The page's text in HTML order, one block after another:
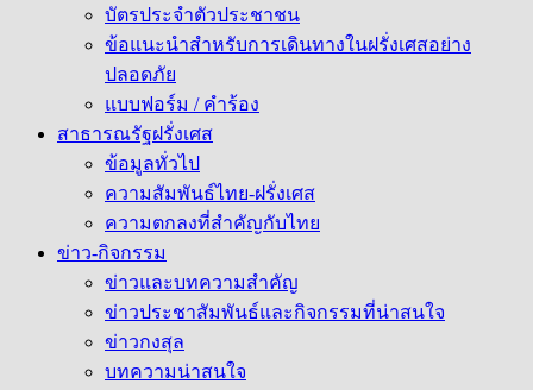
บัตรประจำตัวประชาชน
ข้อแนะนำสำหรับการเดินทางในฝรั่งเศสอย่าง
ปลอดภัย
แบบฟอร์ม / คำร้อง
สาธารณรัฐฝรั่งเศส
ข้อมูลทั่วไป
ความสัมพันธ์ไทย-ฝรั่งเศส
ความตกลงที่สำคัญกับไทย
ข่าว-กิจกรรม
ข่าวและบทความสำคัญ
ข่าวประชาสัมพันธ์และกิจกรรมที่น่าสนใจ
ข่าวกงสุล
บทความน่าสนใจ